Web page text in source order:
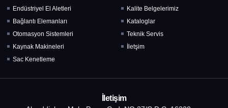
Endüstriyel El Aletleri
Bağlantı Elemanları
Otomasyon Sistemleri
Kaynak Makineleri
Sac Kenetleme
Kalite Belgelerimiz
Kataloglar
Teknik Servis
İletşim
İletişim